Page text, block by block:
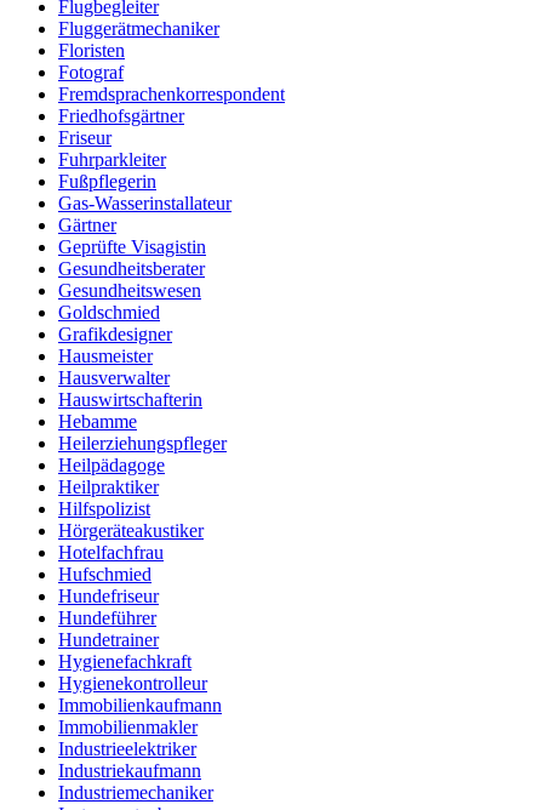
Flugbegleiter
Fluggerätmechaniker
Floristen
Fotograf
Fremdsprachenkorrespondent
Friedhofsgärtner
Friseur
Fuhrparkleiter
Fußpflegerin
Gas-Wasserinstallateur
Gärtner
Geprüfte Visagistin
Gesundheitsberater
Gesundheitswesen
Goldschmied
Grafikdesigner
Hausmeister
Hausverwalter
Hauswirtschafterin
Hebamme
Heilerziehungspfleger
Heilpädagoge
Heilpraktiker
Hilfspolizist
Hörgeräteakustiker
Hotelfachfrau
Hufschmied
Hundefriseur
Hundeführer
Hundetrainer
Hygienefachkraft
Hygienekontrolleur
Immobilienkaufmann
Immobilienmakler
Industrieelektriker
Industriekaufmann
Industriemechaniker